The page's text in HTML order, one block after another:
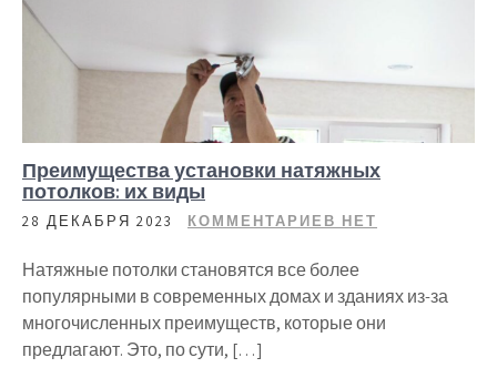
Преимущества установки натяжных
потолков: их виды
28 ДЕКАБРЯ 2023 КОММЕНТАРИЕВ НЕТ
Натяжные потолки становятся все более
популярными в современных домах и зданиях из-за
многочисленных преимуществ, которые они
предлагают. Это, по сути, […]